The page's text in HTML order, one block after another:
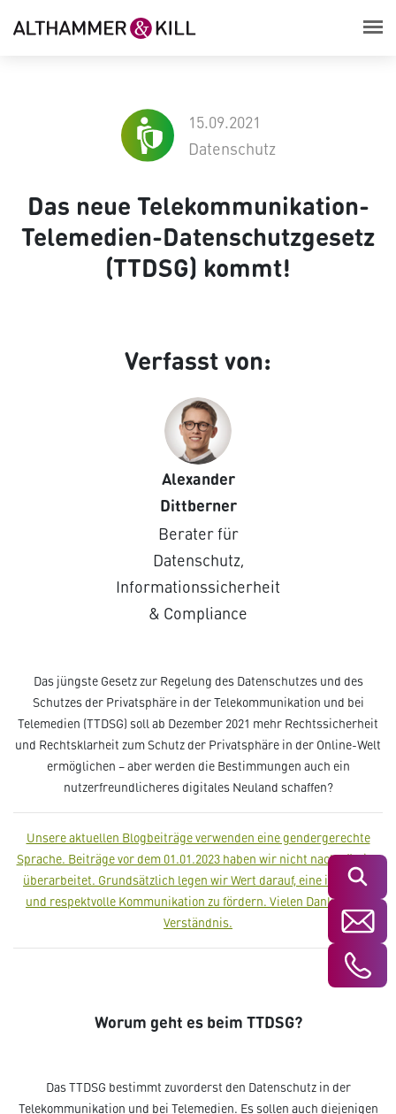
Suchen
15.09.2021
Datenschutz
Das neue Telekommunikation-
Telemedien-Datenschutzgesetz
(TTDSG) kommt!
Verfasst von:
Alexander
Dittberner
Berater für
Datenschutz,
Informationssicherheit
& Compliance
Das jüngste Gesetz zur Regelung des Datenschutzes und des
Schutzes der Privatsphäre in der Telekommunikation und bei
Telemedien (TTDSG) soll ab Dezember 2021 mehr Rechtssicherheit
und Rechtsklarheit zum Schutz der Privatsphäre in der Online-Welt
ermöglichen – aber werden die Bestimmungen auch ein
nutzerfreundlicheres digitales Neuland schaffen?
Unsere aktuellen Blogbeiträge verwenden eine gendergerechte
Sprache. Beiträge vor dem 01.01.2023 haben wir nicht nachträglich
überarbeitet. Grundsätzlich legen wir Wert darauf, eine inklusive
und respektvolle Kommunikation zu fördern. Vielen Dank für Ihr
Verständnis.
Worum geht es beim TTDSG?
Das TTDSG bestimmt zuvorderst den Datenschutz in der
Telekommunikation und bei Telemedien. Es sollen auch diejenigen